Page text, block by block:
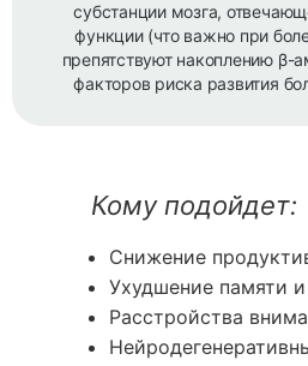
субстанции мозга,
функции (что важно при
препятствуют накоплению β-
факторов риска развития
Кому подойдет:
Снижение
Ухудшение памяти
Расстройства